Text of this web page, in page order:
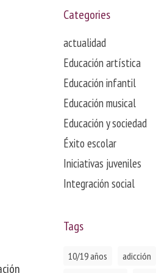
Categories
actualidad
Educación artística
Educación infantil
Educación musical
Educación y sociedad
Éxito escolar
Iniciativas juveniles
Integración social
Tags
10/19 años adicción